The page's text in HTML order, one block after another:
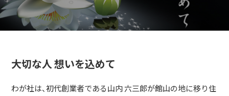
大切な人 想いを込めて
わが社は、初代創業者である山内 六三郎が館山の地に移り住